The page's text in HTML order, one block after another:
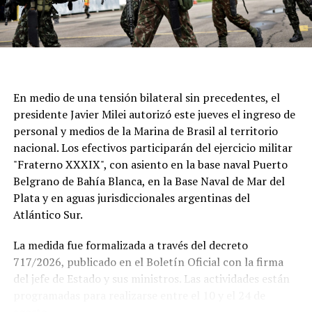
Si se concreta, la visita del Sumo Pontífice sería un
En medio de una tensión bilateral sin precedentes, el
presidente Javier Milei autorizó este jueves el ingreso de
personal y medios de la Marina de Brasil al territorio
nacional. Los efectivos participarán del ejercicio militar
"Fraterno XXXIX", con asiento en la base naval Puerto
Belgrano de Bahía Blanca, en la Base Naval de Mar del
Plata y en aguas jurisdiccionales argentinas del
Atlántico Sur.
La medida fue formalizada a través del decreto
717/2026, publicado en el Boletín Oficial con la firma
del jefe de Estado y sus ministros. Las actividades están